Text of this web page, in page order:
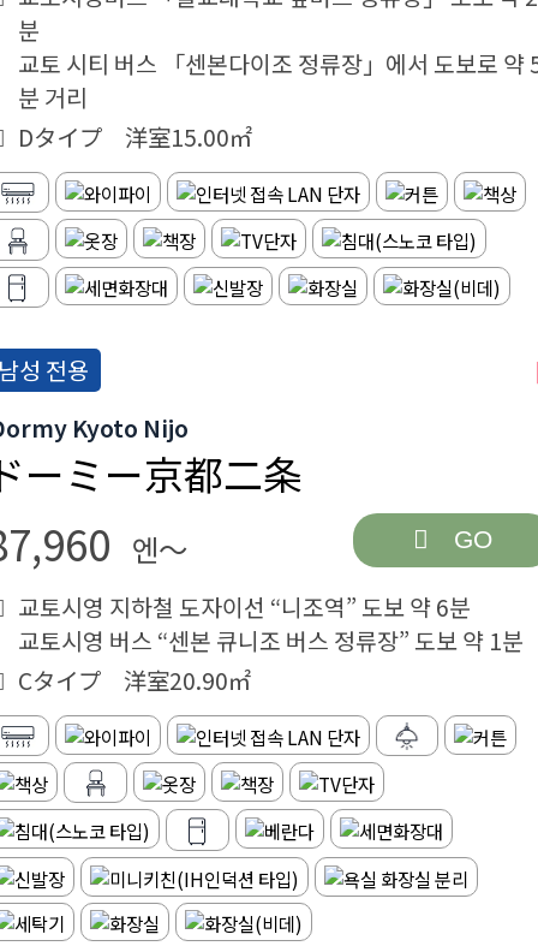
분
교토 시티 버스 「센본다이조 정류장」에서 도보로 약
분 거리
Dタイプ 洋室15.00㎡
성 전용
Kyoto Nijo
ーミー京都二条
엔～ GO
교토시영 지하철 도자이선 “니조역” 도보 약 6분
교토시영 버스 “센본 큐니조 버스 정류장” 도보 약 1분
Cタイプ 洋室20.90㎡